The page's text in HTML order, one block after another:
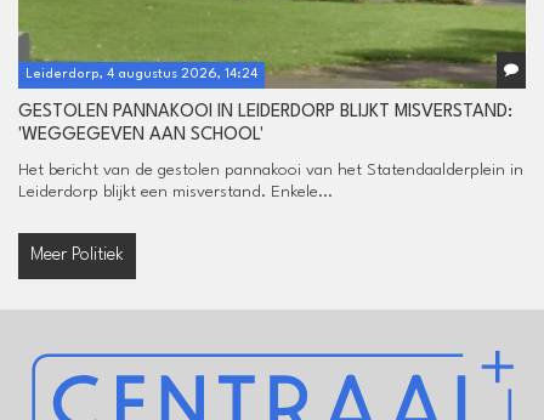
Leiderdorp, 4 augustus 2026, 14:24
GESTOLEN PANNAKOOI IN LEIDERDORP BLIJKT MISVERSTAND:
'WEGGEGEVEN AAN SCHOOL'
Het bericht van de gestolen pannakooi van het Statendaalderplein in
Leiderdorp blijkt een misverstand. Enkele...
Meer Politiek